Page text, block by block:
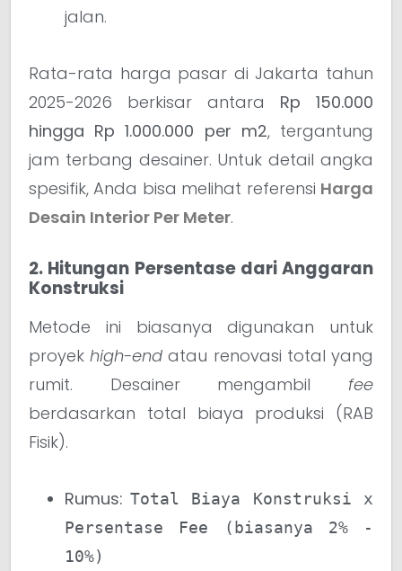
jalan.
Rata-rata harga pasar di Jakarta tahun
2025-2026 berkisar antara Rp 150.000
hingga Rp 1.000.000 per m2, tergantung
jam terbang desainer. Untuk detail angka
spesifik, Anda bisa melihat referensi Harga
Desain Interior Per Meter.
2. Hitungan Persentase dari Anggaran
Konstruksi
Metode ini biasanya digunakan untuk
proyekhigh-end atau renovasi total yang
rumit. Desainer mengambil fee
berdasarkan total biaya produksi (RAB
Fisik).
Rumus: Total Biaya Konstruksi x
Persentase Fee (biasanya 2% -
10%)